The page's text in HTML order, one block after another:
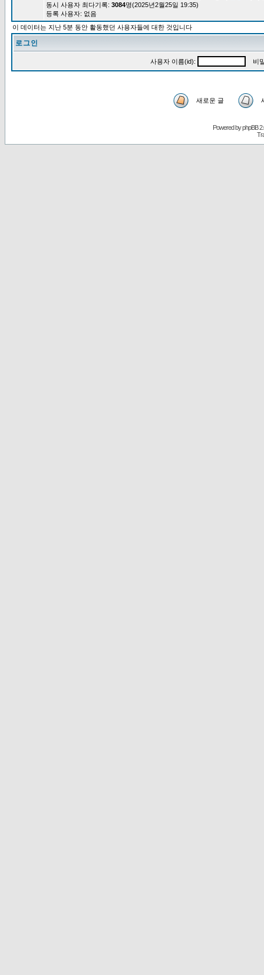
동시 사용자 최다기록: 3084명(2025년2월25일 19:35)
등록 사용자: 없음
이 데이터는 지난 5분 동안 활동했던 사용자들에 대한 것입니다
로그인
사용자 이름(id): 비
새로운 글
Powered byphpBB